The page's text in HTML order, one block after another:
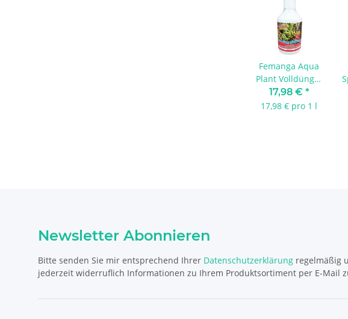
Femanga Aqua
Plant Volldünger
1000 ml
17,98 € *
17,98 € pro 1 l
Newsletter Abonnieren
Bitte senden Sie mir entsprechend Ihrer Datenschutzerklärung regelmäßig
jederzeit widerruflich Informationen zu Ihrem Produktsortiment per E-Mail